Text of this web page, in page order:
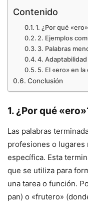
Contenido
1. ¿Por qué
2. Ejemplos
3. Palabras
4.
5. El «ero» en
Conclusión
1. ¿Por qué
Las palabras
profesiones o lugares
específica. Esta
que se utiliza para
una tarea o función.
pan) o «frutero»